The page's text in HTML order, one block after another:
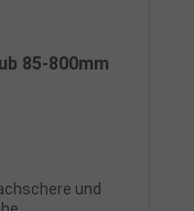
85-800mm
und